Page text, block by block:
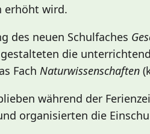
erhöht wird.
des neuen Schulfaches
die
Fach Naturwissenschaften
während der
organisierten die